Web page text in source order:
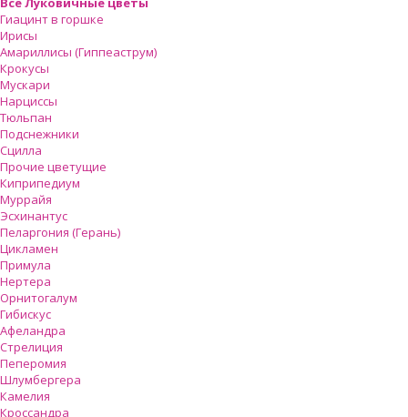
Гиацинт в горшке
Ирисы
Амариллисы (Гиппеаструм)
Крокусы
Мускари
Нарциссы
Тюльпан
Подснежники
Сцилла
Прочие цветущие
Киприпедиум
Муррайя
Эсхинантус
Пеларгония (Герань)
Цикламен
Примула
Нертера
Орнитогалум
Гибискус
Афеландра
Стрелиция
Пеперомия
Шлумбергера
Камелия
Кроссандра